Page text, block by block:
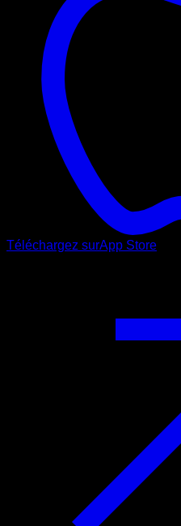
Téléchargez surApp Store